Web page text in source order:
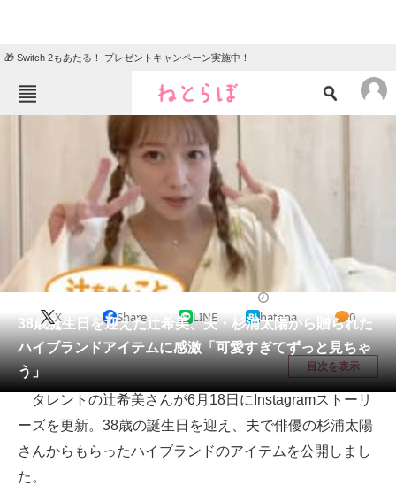
🎁 Switch 2もあたる！ プレゼントキャンペーン実施中！
ねとらぼメニュー
ニュース
クイズ
地域
住まい 教育・育児
リサーチ
会員記事
メディア
注目記事を集めた総合ページ
ITの今と未来を見通す
38歳誕生日を迎えた辻希美、夫・杉浦太陽から贈られた
ハイブランドアイテムに感激「可愛すぎてずっと見ちゃ
う」
X Share LINE hatena 0
目次を表示
タレントの辻希美さんが6月18日にInstagramストーリ
ーズを更新。38歳の誕生日を迎え、夫で俳優の杉浦太陽
さんからもらったハイブランドのアイテムを公開しまし
た。